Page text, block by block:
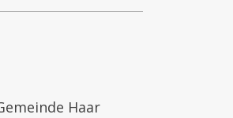
Haar